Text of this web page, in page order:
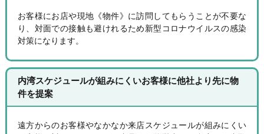
お客様にお店や現地《物件》に訪問してもらうことが不要な
り、対面での接触も避けれるため新型コロナウイルスの感染
対策になります。
内湾スケジュールが組みにくいお客様に他社より先に物
件を提案
遠方からのお客様やなかなか来店スケジュールが組みにくい